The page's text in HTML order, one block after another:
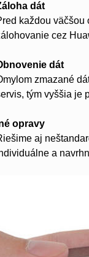
dát
každou
cez
dát
zmazané
tým vyššia je
opravy
aj
a